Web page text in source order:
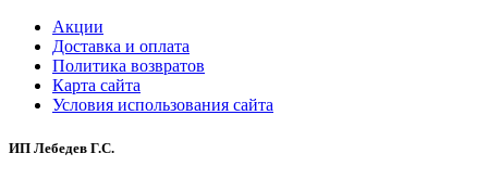
Акции
Доставка и оплата
Политика возвратов
Карта сайта
Условия использования сайта
ИП Лебедев Г.С.